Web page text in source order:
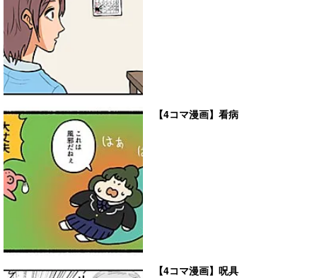
【4コマ漫画】看病
【4コマ漫画】呪具